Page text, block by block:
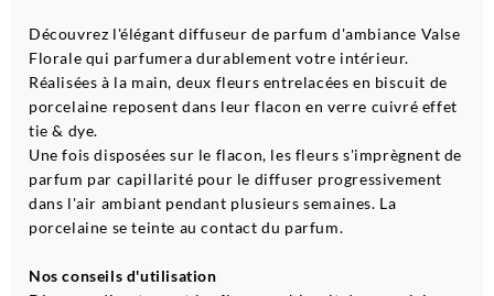
Découvrez l'élégant diffuseur de parfum d'ambiance Valse
Florale qui parfumera durablement votre intérieur.
Réalisées à la main, deux fleurs entrelacées en biscuit de
porcelaine reposent dans leur flacon en verre cuivré effet
tie & dye.
Une fois disposées sur le flacon, les fleurs s'imprègnent de
parfum par capillarité pour le diffuser progressivement
dans l'air ambiant pendant plusieurs semaines. La
porcelaine se teinte au contact du parfum.
Nos conseils d'utilisation